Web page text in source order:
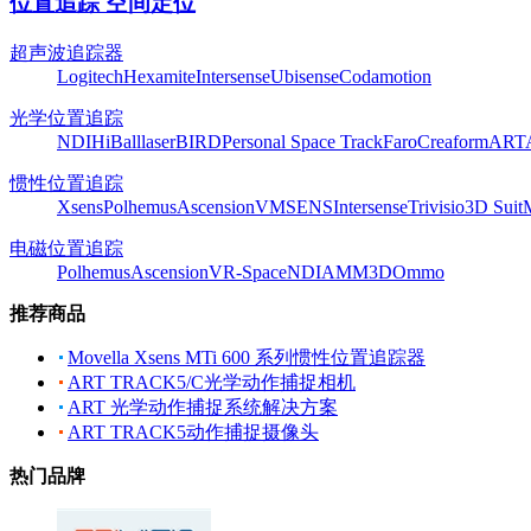
超声波追踪器
LogitechHexamiteIntersenseUbisenseCodamotion
光学位置追踪
NDIHiBalllaserBIRDPersonal Space TrackFaroCreaformART
惯性位置追踪
XsensPolhemusAscensionVMSENSIntersenseTrivisio3D Suit
电磁位置追踪
PolhemusAscensionVR-SpaceNDIAMM3DOmmo
推荐商品
Movella Xsens MTi 600 系列惯性位置追踪器
ART TRACK5/C光学动作捕捉相机
ART 光学动作捕捉系统解决方案
ART TRACK5动作捕捉摄像头
热门品牌